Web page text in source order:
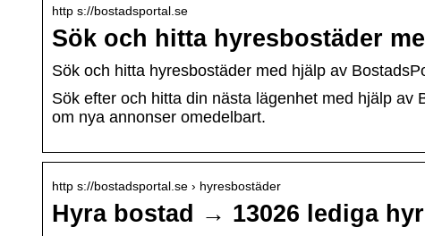
http s://bostadsportal.se
Sök och hitta hyresbostäder
Sök och hitta hyresbostäder med hjälp av
Sök efter och hitta din nästa lägenhet med hjälp
om nya annonser omedelbart.
http s://bostadsportal.se › hyresbostäder
Hyra bostad → 13026 lediga